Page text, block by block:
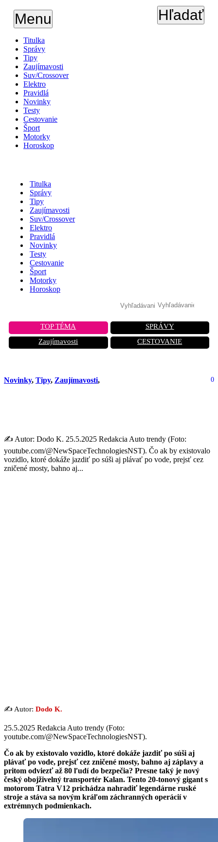
Menu Hľadať
Titulka
Správy
Tipy
Zaujímavosti
Suv/Crossover
Elektro
Pravidlá
Novinky
Testy
Cestovanie
Šport
Motorky
Horoskop
Titulka
Správy
Tipy
Zaujímavosti
Suv/Crossover
Elektro
Pravidlá
Novinky
Testy
Cestovanie
Šport
Motorky
Horoskop
TOP TÉMA
SPRÁVY
Zaujímavosti
CESTOVANIE
Novinky, Tipy, Zaujímavosti, 0
✍️ Autor: Dodo K. 25.5.2025 Redakcia Auto trendy (Foto:
youtube.com/@NewSpaceTechnologiesNST). Čo ak by existovalo
vozidlo, ktoré dokáže jazdiť po súši aj plávať po vode, prejsť cez
zničené mosty, bahno aj...
✍️ Autor: Dodo K.
25.5.2025 Redakcia Auto trendy (Foto:
youtube.com/@NewSpaceTechnologiesNST).
Čo ak by existovalo vozidlo, ktoré dokáže jazdiť po súši aj
plávať po vode, prejsť cez zničené mosty, bahno aj záplavy a
pritom odviezť až 80 ľudí do bezpečia? Presne taký je nový
český obojživelný transportér Kalan. Tento 20-tonový gigant s
motorom Tatra V12 prichádza nahradiť legendárne ruské
stroje a stáva sa novým kráľom záchranných operácií v
extrémnych podmienkach.